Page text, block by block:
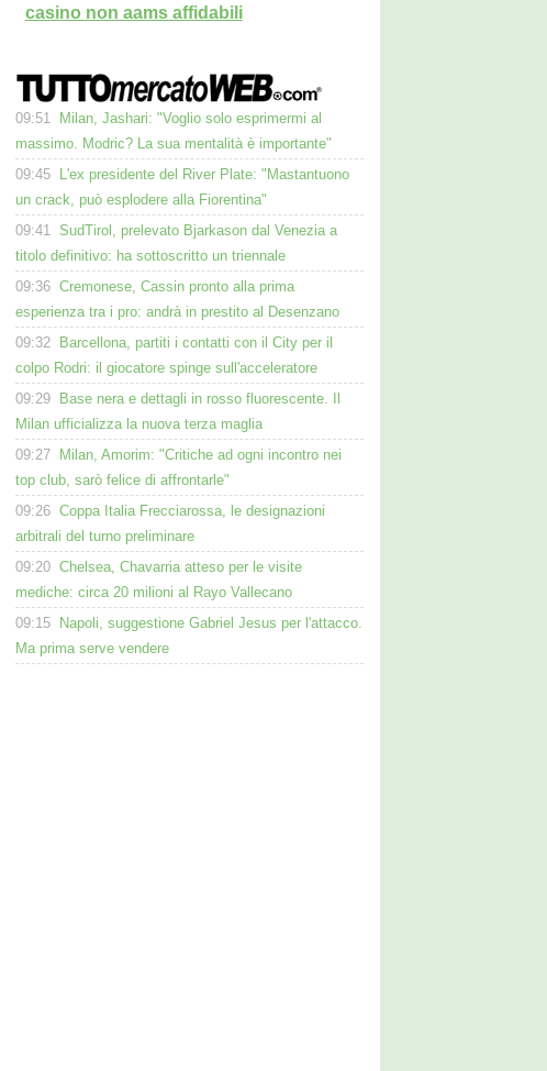
casino non aams affidabili
09:51
Milan, Jashari: "Voglio solo esprimermi al
massimo. Modric? La sua mentalità è importante"
09:45
L'ex presidente del River Plate: "Mastantuono
un crack, può esplodere alla Fiorentina"
09:41 SudTirol, prelevato Bjarkason dal Venezia a
titolo definitivo: ha sottoscritto un triennale
09:36 Cremonese, Cassin pronto alla prima
esperienza tra i pro: andrà in prestito al Desenzano
09:32
Barcellona, partiti i contatti con il City per il
colpo Rodri: il giocatore spinge sull'acceleratore
09:29
Base nera e dettagli in rosso fluorescente. Il
Milan ufficializza la nuova terza maglia
09:27
Milan, Amorim: "Critiche ad ogni incontro nei
top club, sarò felice di affrontarle"
09:26 Coppa Italia Frecciarossa, le designazioni
arbitrali del turno preliminare
09:20 Chelsea, Chavarria atteso per le visite
mediche: circa 20 milioni al Rayo Vallecano
09:15
Napoli, suggestione Gabriel Jesus per l'attacco.
Ma prima serve vendere